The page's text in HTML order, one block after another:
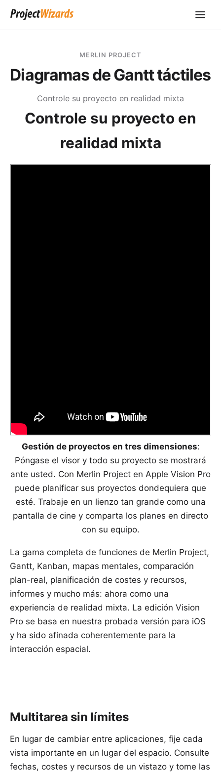
MERLIN PROJECT
Diagramas de Gantt táctiles
Controle su proyecto en realidad mixta
Controle su proyecto en
realidad mixta
Gestión de proyectos en tres dimensiones:
Póngase el visor y todo su proyecto se mostrará
ante usted. Con Merlin Project en Apple Vision Pro
puede planificar sus proyectos dondequiera que
esté. Trabaje en un lienzo tan grande como una
pantalla de cine y comparta los planes en directo
con su equipo.
La gama completa de funciones de Merlin Project,
Gantt, Kanban, mapas mentales, comparación
plan-real, planificación de costes y recursos,
informes y mucho más: ahora como una
experiencia de realidad mixta. La edición Vision
Pro se basa en nuestra probada versión para iOS
y ha sido afinada coherentemente para la
interacción espacial.
Multitarea sin límites
En lugar de cambiar entre aplicaciones, fije cada
vista importante en un lugar del espacio. Consulte
fechas, costes y recursos de un vistazo y tome las